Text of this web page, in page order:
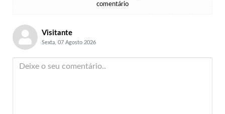
comentário
Visitante
Sexta, 07 Agosto 2026